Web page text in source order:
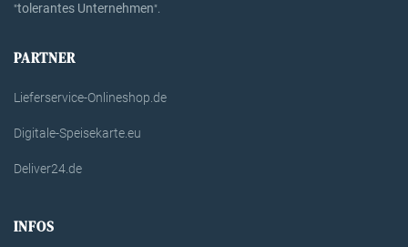
"tolerantes Unternehmen".
PARTNER
Lieferservice-Onlineshop.de
Digitale-Speisekarte.eu
Deliver24.de
INFOS